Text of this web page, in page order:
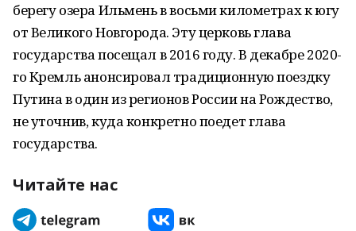
берегу озера Ильмень в восьми километрах к югу
от Великого Новгорода. Эту церковь глава
государства посещал в 2016 году. В декабре 2020-
го Кремль анонсировал традиционную поездку
Путина в один из регионов России на Рождество,
не уточнив, куда конкретно поедет глава
государства.
Читайте нас